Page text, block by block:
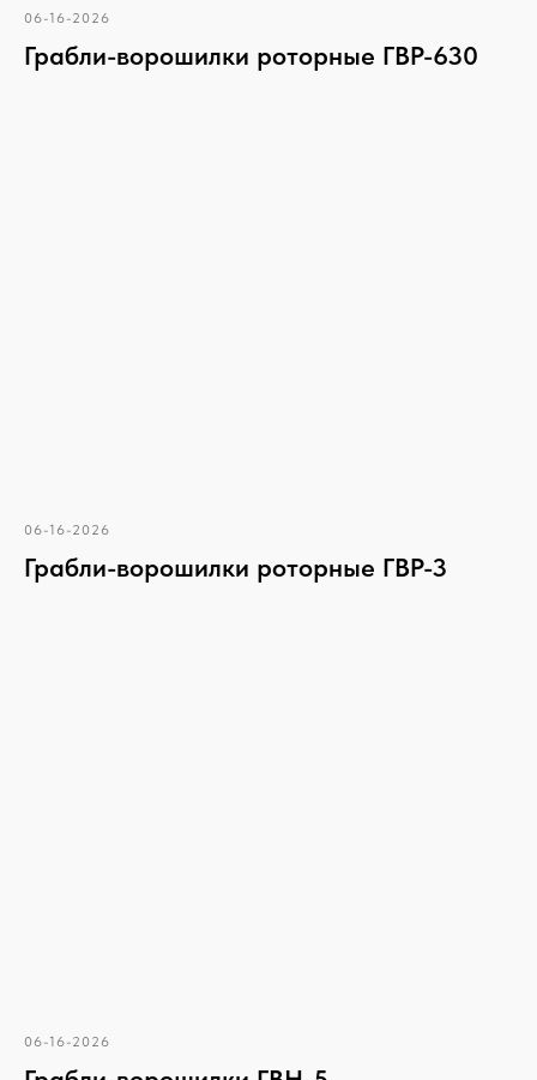
06-16-2026
Грабли-ворошилки роторные ГВР-630
06-16-2026
Грабли-ворошилки роторные ГВР-3
06-16-2026